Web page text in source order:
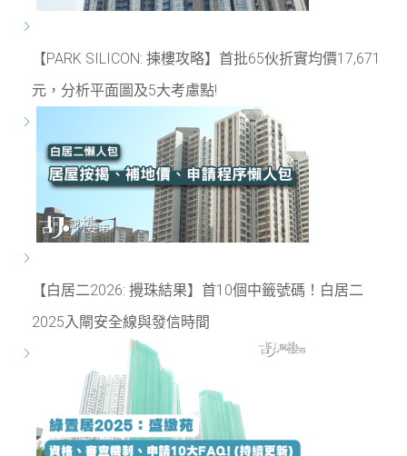
【PARK SILICON: 揀樓攻略】首批65伙折實均價17,671
元，分析平面圖及5大考慮點!
【白居二2026: 攪珠結果】首10個中籤號碼！白居二
2025入閘安全線與發信時間